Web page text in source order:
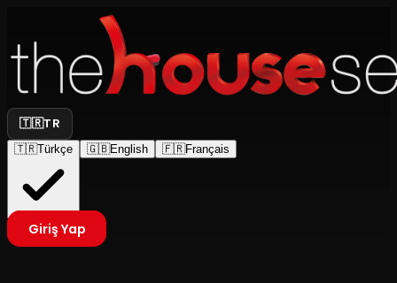
🇹🇷TR
🇹🇷Türkçe 🇬🇧English 🇫🇷Français
Giriş Yap